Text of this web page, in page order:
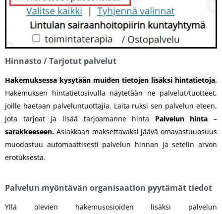
Hinnasto / Tarjotut palvelut
Hakemuksessa kysytään muiden tietojen lisäksi hintatietoja.
Hakemuksen hintatietosivulla näytetään ne palvelut/tuotteet,
joille haetaan palveluntuottajia. Laita ruksi sen palvelun eteen,
jota tarjoat ja lisää tarjoamanne hinta Palvelun hinta –
sarakkeeseen. Asiakkaan maksettavaksi jäävä omavastuuosuus
muodostuu automaattisesti palvelun hinnan ja setelin arvon
erotuksesta.
Palvelun myöntävän organisaation pyytämät tiedot
Yllä olevien hakemusosioiden lisäksi palvelun